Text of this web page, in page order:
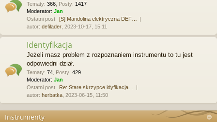
Tematy: 366 Posty: 1417
Moderator: Jan
Ostatni post: [S] Mandolina elektryczna DEF…
autor: defilader , 2023-10-17, 15:11
Identyfikacja
Jeżeli masz problem z rozpoznaniem instrumentu to tu jest
odpowiedni dział.
Tematy: 74 Posty: 429
Moderator: Jan
Ostatni post: Re: Stare skrzypce idyfikacja…
autor: herbatka , 2023-06-15, 11:50
Instrumenty